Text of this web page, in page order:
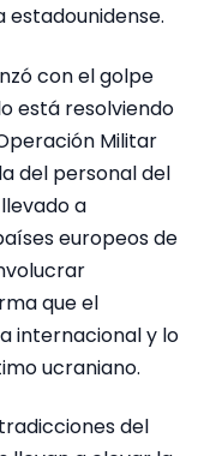
con el golpe
está resolviendo
Militar
del personal del
a
europeos de
que el
internacional y lo
ucraniano.
del